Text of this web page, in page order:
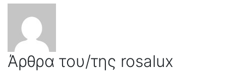
Άρθρα του/της rosalux